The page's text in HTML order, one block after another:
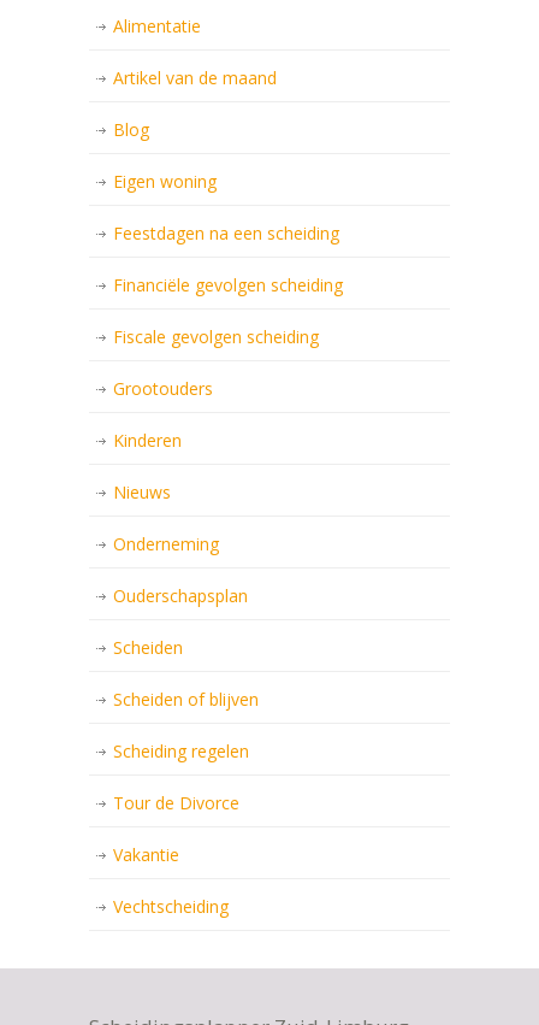
Alimentatie
Artikel van de maand
Blog
Eigen woning
Feestdagen na een scheiding
Financiële gevolgen scheiding
Fiscale gevolgen scheiding
Grootouders
Kinderen
Nieuws
Onderneming
Ouderschapsplan
Scheiden
Scheiden of blijven
Scheiding regelen
Tour de Divorce
Vakantie
Vechtscheiding